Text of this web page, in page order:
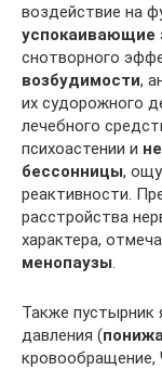
воздействие на
успокаивающие
снотворного
возбудимости,
их судорожного
лечебного
психоастении и
бессонницы,
реактивности.
расстройства
характера,
менопаузы.
Также
давления (
кровообращение,